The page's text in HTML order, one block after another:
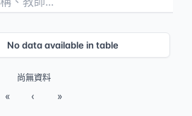
No data available in table
尚無資料
« ‹ »